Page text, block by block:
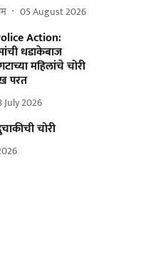
05 August 2026
Action:
धडाकेबाज
महिलांचे चोरी
परत
July 2026
चोरी